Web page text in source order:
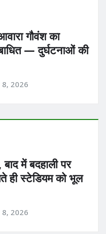
गौवंश का
— दुर्घटनाओं की
8, 2026
में बदहाली पर
ही स्टेडियम को भूल
8, 2026